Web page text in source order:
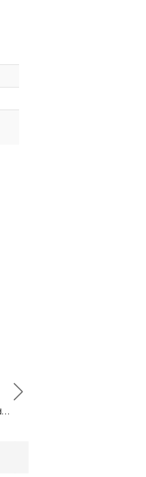
Personalisierter Hundehalsbandring